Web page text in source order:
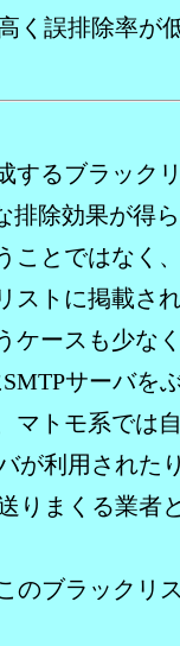
く誤排除率が
するブラック
排除効果が得
ことではなく
ストに掲載さ
ケースも少な
サーバを
マトモ系では
が利用された
りまくる業者
のブラックリ